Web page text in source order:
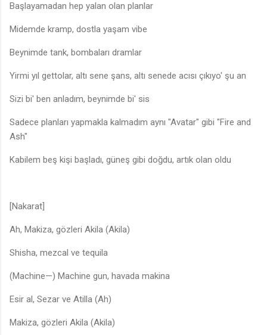
Başlayamadan hep yalan olan planlar
Midemde kramp, dostla yaşam vibe
Beynimde tank, bombaları dramlar
Yirmi yıl gettolar, altı sene şans, altı senede acısı çıkıyo' şu an
Sizi bi' ben anladım, beynimde bi' sis
Sadece planları yapmakla kalmadım aynı "Avatar" gibi "Fire and
Ash"
Kabilem beş kişi başladı, güneş gibi doğdu, artık olan oldu
[Nakarat]
Ah, Makiza, gözleri Akila (Akila)
Shisha, mezcal ve tequila
(Machine—) Machine gun, havada makina
Esir al, Sezar ve Atilla (Ah)
Makiza, gözleri Akila (Akila)